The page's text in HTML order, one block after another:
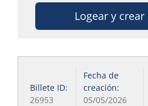
Billete ID:
26953
Fecha de
creación:
05/05/2026
Logear y